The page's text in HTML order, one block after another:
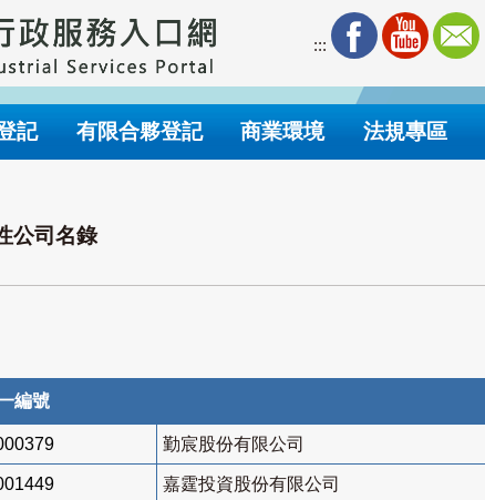
:::
記 有限合夥登記 商業環境 法規專區
公司名錄
編號
勤宸股份有限公司
嘉霆投資股份有限公司